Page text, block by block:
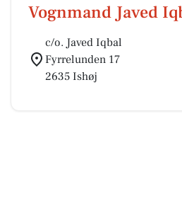
Vognmand Javed
c/o. Javed Iqbal
Fyrrelunden 17
2635 Ishøj